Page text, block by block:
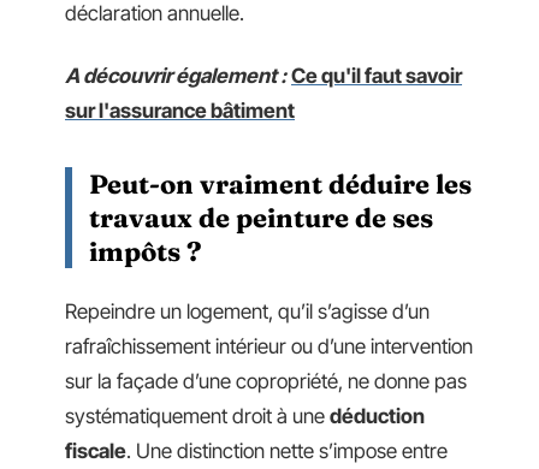
déclaration annuelle.
A découvrir également : Ce qu'il faut savoir
sur l'assurance bâtiment
Peut-on vraiment déduire les
travaux de peinture de ses
impôts ?
Repeindre un logement, qu’il s’agisse d’un
rafraîchissement intérieur ou d’une intervention
sur la façade d’une copropriété, ne donne pas
systématiquement droit à une déduction
fiscale. Une distinction nette s’impose entre